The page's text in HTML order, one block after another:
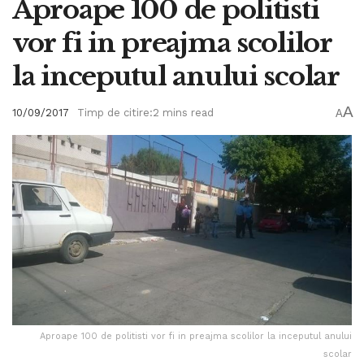
Aproape 100 de politisti
vor fi in preajma scolilor
la inceputul anului scolar
10/09/2017 Timp de citire:2 mins read AA
Aproape 100 de politisti vor fi in preajma scolilor la inceputul anului
scolar